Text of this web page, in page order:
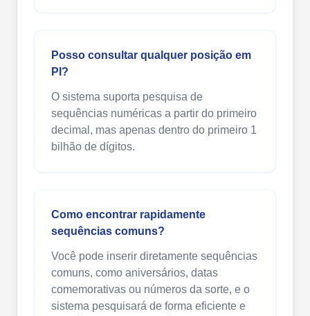
Posso consultar qualquer posição em
PI?
O sistema suporta pesquisa de
sequências numéricas a partir do primeiro
decimal, mas apenas dentro do primeiro 1
bilhão de dígitos.
Como encontrar rapidamente
sequências comuns?
Você pode inserir diretamente sequências
comuns, como aniversários, datas
comemorativas ou números da sorte, e o
sistema pesquisará de forma eficiente e